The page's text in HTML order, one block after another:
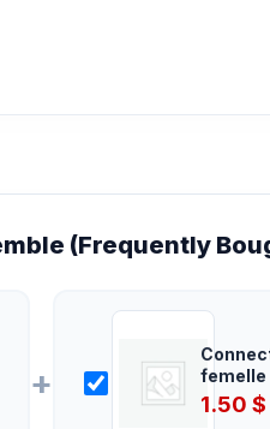
(Frequently
+
femelle
1.50 $